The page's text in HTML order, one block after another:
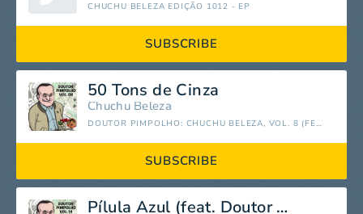
CHUCHU BELEZA EDIÇÃO 1012 - EP
SUBSCRIBE
50 Tons de Cinza
Chuchu Beleza
DOUTOR PIMPOLHO: CHUCHU BELEZA, VOL. 8 (FEAT. DOUTOR PIMPOLHO)
SUBSCRIBE
Pílula Azul (feat. Doutor Pimpolho & Felipe Xavier)